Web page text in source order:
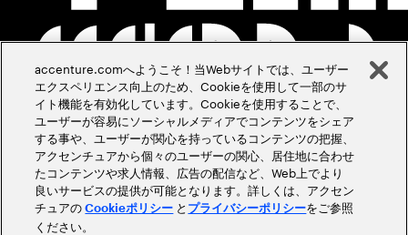
accenture.comへようこそ！当Webサイトでは、ユーザー
エクスペリエンス向上のため、Cookieを使用して一部のサ
イト機能を有効化しています。Cookieを使用することで、
ユーザーが容易にソーシャルメディアでコンテンツをシェア
する事や、ユーザーが関心を持っているコンテンツの把握、
アクセンチュアから個々のユーザーの関心、居住地に合わせ
たコンテンツや求人情報、広告の配信など、Web上でより
良いサービスの提供が可能となります。詳しくは、アクセン
チュアのCookieポリシー と プライバシーポリシーをご参照
ください。